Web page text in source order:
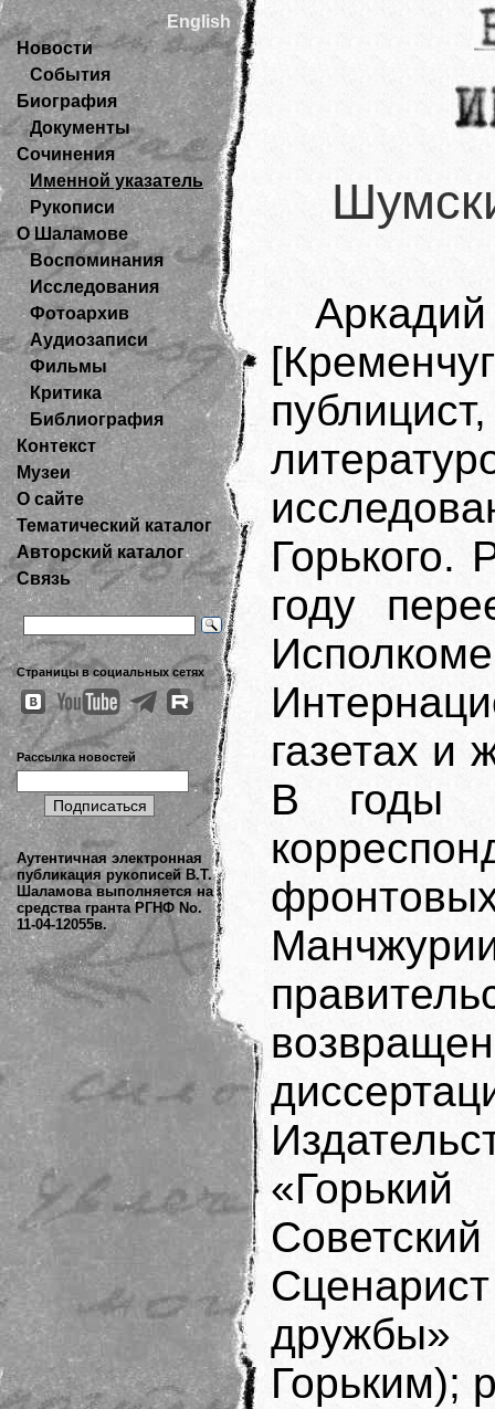
English
Новости
События
Биография
Документы
Сочинения
Именной указатель
Рукописи
О Шаламове
Воспоминания
Исследования
Фотоархив
Аудиозаписи
Фильмы
Критика
Библиография
Контекст
Музеи
О сайте
Тематический каталог
Авторский каталог
Связь
Страницы в социальных сетях
Рассылка новостей
Аутентичная электронная
публикация рукописей В.Т.
Шаламова выполняется на
средства гранта РГНФ No.
11-04-12055в.
Горького.
году
газетах
В годы
Горьким);